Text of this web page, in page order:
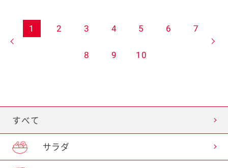
1 2 3 4 5 6 7
8 9 10
すべて
サラダ